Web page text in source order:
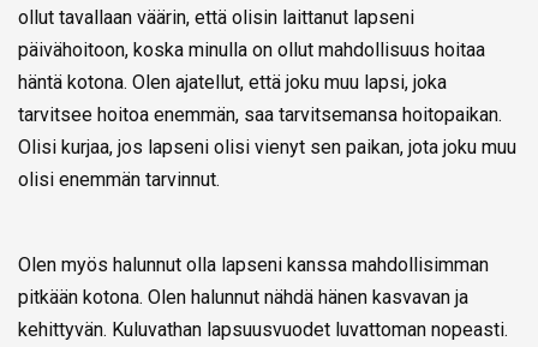
ollut tavallaan väärin, että olisin laittanut lapseni
päivähoitoon, koska minulla on ollut mahdollisuus hoitaa
häntä kotona. Olen ajatellut, että joku muu lapsi, joka
tarvitsee hoitoa enemmän, saa tarvitsemansa hoitopaikan.
Olisi kurjaa, jos lapseni olisi vienyt sen paikan, jota joku muu
olisi enemmän tarvinnut.
Olen myös halunnut olla lapseni kanssa mahdollisimman
pitkään kotona. Olen halunnut nähdä hänen kasvavan ja
kehittyvän. Kuluvathan lapsuusvuodet luvattoman nopeasti.